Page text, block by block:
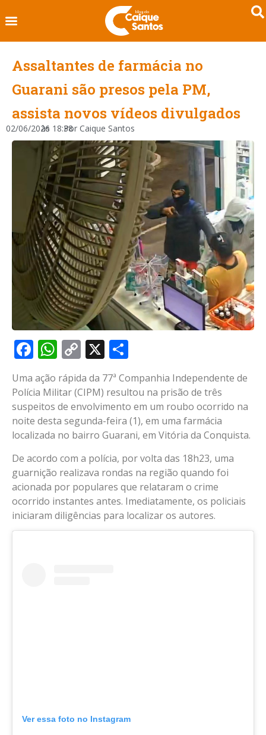
Assaltantes de farmácia no
Guarani são presos pela PM,
assista novos vídeos divulgados
02/06/2026
às 18:38
Por Caique Santos
Facebook
WhatsApp
Copy
Link
X
Uma ação rápida da 77ª Companhia Independente de
Polícia Militar (CIPM) resultou na prisão de três
suspeitos de envolvimento em um roubo ocorrido na
noite desta segunda-feira (1), em uma farmácia
localizada no bairro Guarani, em Vitória da Conquista.
De acordo com a polícia, por volta das 18h23, uma
guarnição realizava rondas na região quando foi
acionada por populares que relataram o crime
ocorrido instantes antes. Imediatamente, os policiais
iniciaram diligências para localizar os autores.
Ver essa foto no Instagram